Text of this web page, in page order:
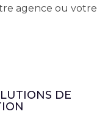
agence ou votre
DE